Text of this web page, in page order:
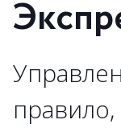
правило,